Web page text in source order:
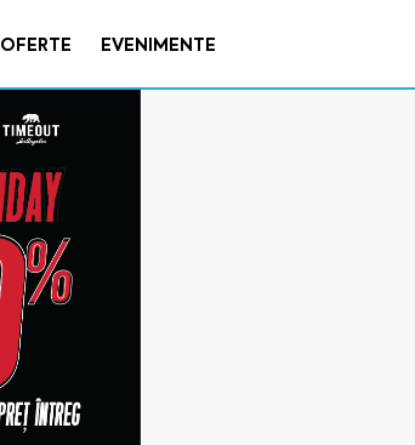
OFERTE EVENIMENTE